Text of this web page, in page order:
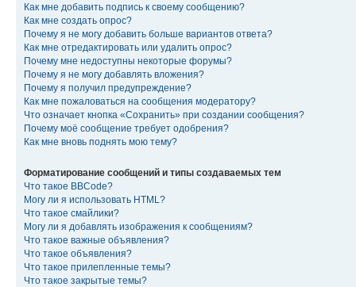
Как мне добавить подпись к своему сообщению?
Как мне создать опрос?
Почему я не могу добавить больше вариантов ответа?
Как мне отредактировать или удалить опрос?
Почему мне недоступны некоторые форумы?
Почему я не могу добавлять вложения?
Почему я получил предупреждение?
Как мне пожаловаться на сообщения модератору?
Что означает кнопка «Сохранить» при создании сообщения?
Почему моё сообщение требует одобрения?
Как мне вновь поднять мою тему?
Форматирование сообщений и типы создаваемых тем
Что такое BBCode?
Могу ли я использовать HTML?
Что такое смайлики?
Могу ли я добавлять изображения к сообщениям?
Что такое важные объявления?
Что такое объявления?
Что такое прилепленные темы?
Что такое закрытые темы?